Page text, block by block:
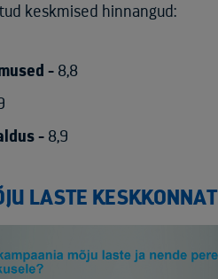
keskmised hinnangud:
- 8,8
- 8,9
LASTE